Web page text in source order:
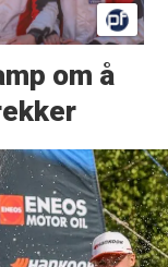
om å